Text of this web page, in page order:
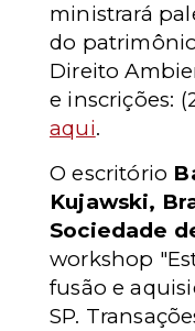
ministrará
do
Direito
e inscrições:
aqui.
O escritório
Kujawski,
Sociedade
workshop
fusão e
SP.